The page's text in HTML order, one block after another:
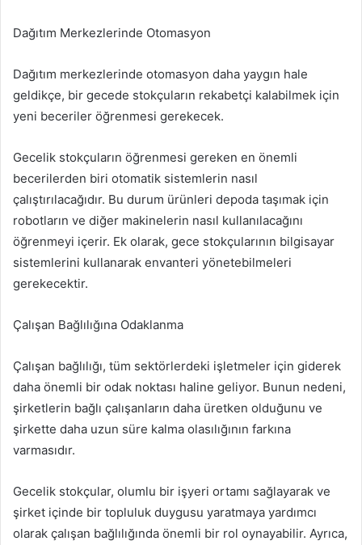
Dağıtım Merkezlerinde Otomasyon
Dağıtım merkezlerinde otomasyon daha yaygın hale
geldikçe, bir gecede stokçuların rekabetçi kalabilmek için
yeni beceriler öğrenmesi gerekecek.
Gecelik stokçuların öğrenmesi gereken en önemli
becerilerden biri otomatik sistemlerin nasıl
çalıştırılacağıdır. Bu durum ürünleri depoda taşımak için
robotların ve diğer makinelerin nasıl kullanılacağını
öğrenmeyi içerir. Ek olarak, gece stokçularının bilgisayar
sistemlerini kullanarak envanteri yönetebilmeleri
gerekecektir.
Çalışan Bağlılığına Odaklanma
Çalışan bağlılığı, tüm sektörlerdeki işletmeler için giderek
daha önemli bir odak noktası haline geliyor. Bunun nedeni,
şirketlerin bağlı çalışanların daha üretken olduğunu ve
şirkette daha uzun süre kalma olasılığının farkına
varmasıdır.
Gecelik stokçular, olumlu bir işyeri ortamı sağlayarak ve
şirket içinde bir topluluk duygusu yaratmaya yardımcı
olarak çalışan bağlılığında önemli bir rol oynayabilir. Ayrıca,